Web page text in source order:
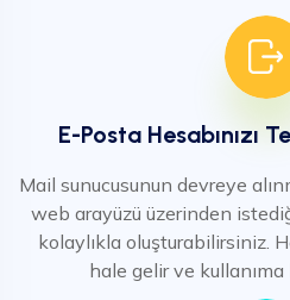
E-Posta Hesabınızı
Mail sunucusunun devreye
web arayüzü üzerinden
kolaylıkla oluşturabilirsiniz.
hale gelir ve kullanıma